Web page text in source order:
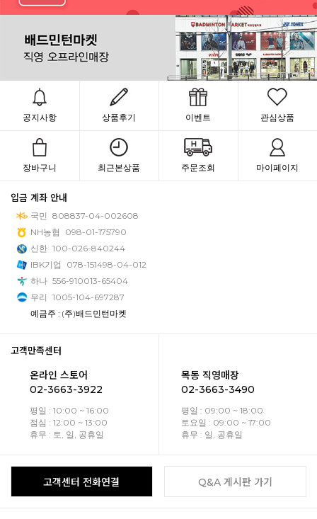
공지사항 상품후기 이벤트 관심상품
장바구니 최근본상품 주문조회 마이페이지
입금 계좌 안내
국민 808837-04-002608
NH농협
098-01-175790
신한 100-026-840244
IBK기업
078-151498-04-012
하나 556-910013-65404
우리 1005-104-697287
예금주 : (주)배드민턴마켓
고객만족센터
온라인 스토어
02-3663-3922
평일 : 10:00 ~ 16:00
점심 : 12:00 ~ 13:00
휴무 : 토, 일, 공휴일
목동 직영매장
02-3663-3490
평일 : 09:00 ~ 18:00
토요일 : 09:00 ~ 17:00
휴무 : 일, 공휴일
고객센터 전화연결 Q&A 게시판 가기